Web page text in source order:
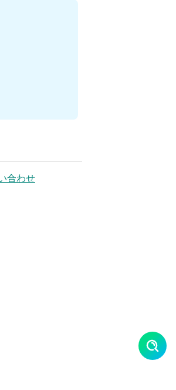
合わせ